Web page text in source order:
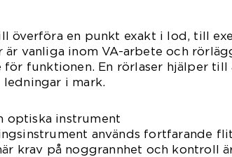
överföra en punkt exakt i lod, till
är vanliga inom VA-arbete och
funktionen. En rörlaser hjälper till
i mark.
optiska instrument
används fortfarande
krav på noggrannhet och kontroll